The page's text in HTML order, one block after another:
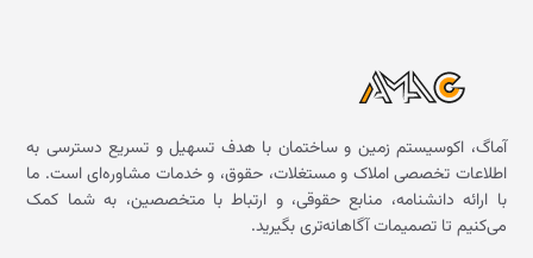
آماگ، اکوسیستم زمین و ساختمان با هدف تسهیل و تسریع دسترسی به
اطلاعات تخصصی املاک و مستغلات، حقوق، و خدمات مشاوره‌ای است. ما
با ارائه دانشنامه، منابع حقوقی، و ارتباط با متخصصین، به شما کمک
می‌کنیم تا تصمیمات آگاهانه‌تری بگیرید.